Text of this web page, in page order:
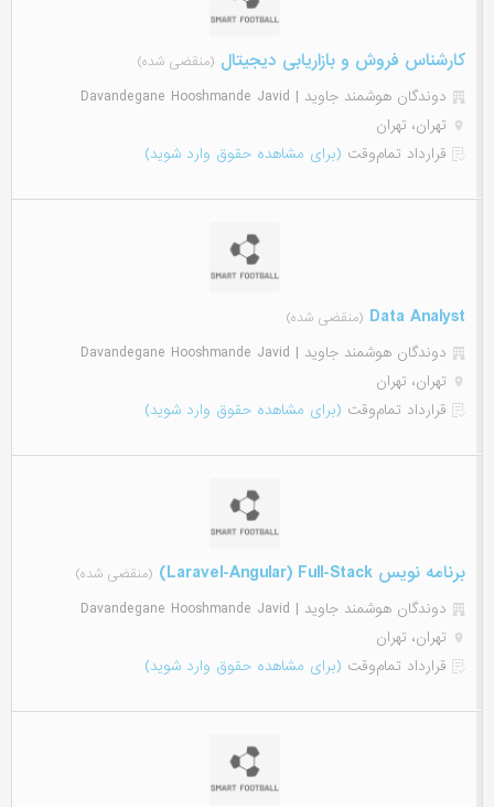
کارشناس فروش و بازاریابی دیجیتال (منقضی شده)
دوندگان هوشمند جاوید | Davandegane Hooshmande Javid
تهران، تهران
قرارداد تمام‌وقت (برای مشاهده حقوق وارد شوید)
Data Analyst (منقضی شده)
دوندگان هوشمند جاوید | Davandegane Hooshmande Javid
تهران، تهران
قرارداد تمام‌وقت (برای مشاهده حقوق وارد شوید)
برنامه نویس Laravel-Angular) Full-Stack) (منقضی شده)
دوندگان هوشمند جاوید | Davandegane Hooshmande Javid
تهران، تهران
قرارداد تمام‌وقت (برای مشاهده حقوق وارد شوید)